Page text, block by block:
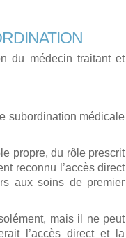
du médecin traitant et
subordination médicale
propre, du rôle prescrit
reconnu l’accès direct
aux soins de premier
mais il ne peut
l’accès direct et la